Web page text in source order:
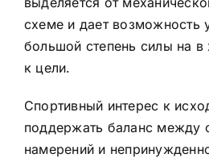
схеме и дает возможность
большой степень силы на в
к цели.
Спортивный интерес к
поддержать баланс между
намерений и